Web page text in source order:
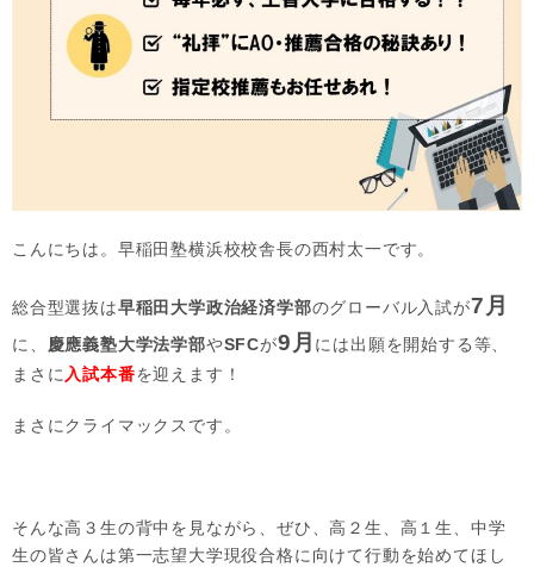
こんにちは。早稲田塾横浜校校舎長の西村太一です。
総合型選抜は早稲田大学政治経済学部のグローバル入試が7月
に、 慶應義塾大学法学部やSFCが9月 には出願を開始する等、
まさに 入試本番を迎えます！
まさにクライマックスです。
そんな高３生の背中を見ながら、ぜひ、高２生、高１生、中学
生の皆さんは第一志望大学現役合格に向けて行動を始めてほし